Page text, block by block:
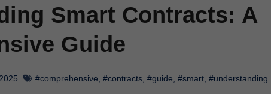
Smart Contracts: A
Guide
#comprehensive, #contracts, #guide, #smart, #understanding